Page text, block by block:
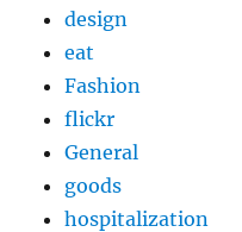
design
eat
Fashion
flickr
General
goods
hospitalization